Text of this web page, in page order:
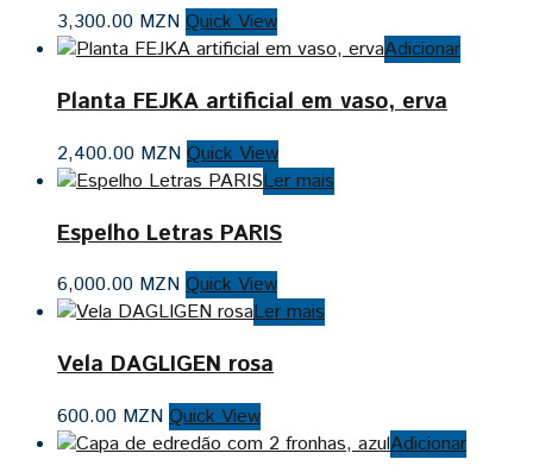
3,300.00 MZN Quick View
Adicionar
Planta FEJKA artificial em vaso, erva
2,400.00 MZN Quick View
Ler mais
Espelho Letras PARIS
6,000.00 MZN Quick View
Ler mais
Vela DAGLIGEN rosa
600.00 MZN Quick View
Adicionar